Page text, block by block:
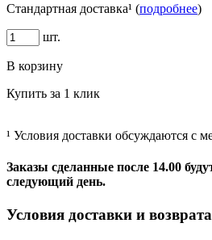
Стандартная доставка¹ (подробнее)
шт.
В корзину
Купить за 1 клик
¹ Условия доставки обсуждаются с
Заказы сделанные после 14.00
следующий день.
Условия доставки и возврата